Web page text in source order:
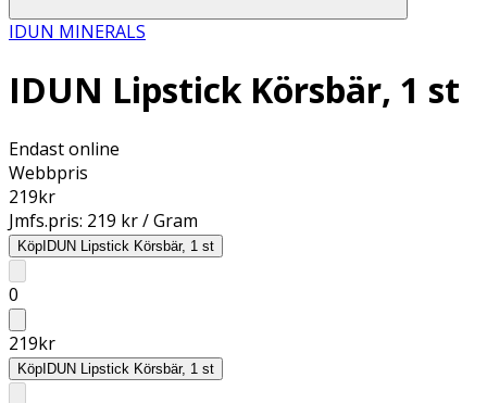
IDUN MINERALS
IDUN Lipstick Körsbär, 1 st
Endast online
Webbpris
219kr
Jmfs.pris: 219 kr / Gram
KöpIDUN Lipstick Körsbär, 1 st
0
219kr
KöpIDUN Lipstick Körsbär, 1 st